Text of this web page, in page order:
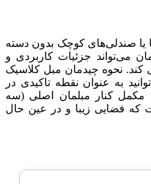
یا صندلی‌های کوچک بدون دسته
می‌تواند جزئیات کاربردی و
کند. نحوه چیدمان مبل کلاسیک
به عنوان نقطه تاکیدی در
مکمل کنار مبلمان اصلی (سه
که فضایی زیبا و در عین حال